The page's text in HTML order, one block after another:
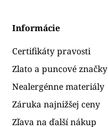
Informácie
Certifikáty pravosti
Zlato a puncové značky
Nealergénne materiály
Záruka najnižšej ceny
Zľava na ďalší nákup